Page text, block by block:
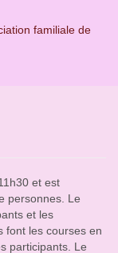
familiale de
et est
personnes. Le
et les
font les courses en
participants. Le